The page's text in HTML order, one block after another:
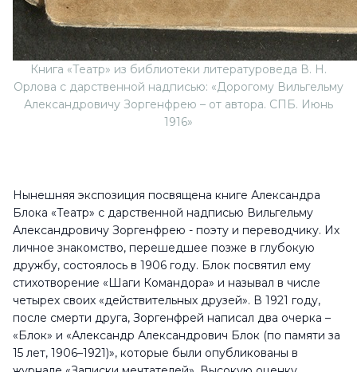
Книга «Театр» из библиотеки литературоведа В. Н.
Орлова с дарственной надписью: «Дорогому Вильгельму
Александровичу Зоргенфрею – от автора. СПБ. Июнь
1916»
Нынешняя экспозиция посвящена книге Александра
Блока «Театр» с дарственной надписью Вильгельму
Александровичу Зоргенфрею - поэту и переводчику. Их
личное знакомство, перешедшее позже в глубокую
дружбу, состоялось в 1906 году. Блок посвятил ему
стихотворение «Шаги Командора» и называл в числе
четырех своих «действительных друзей». В 1921 году,
после смерти друга, Зоргенфрей написал два очерка –
«Блок» и «Александр Александрович Блок (по памяти за
15 лет, 1906–1921)», которые были опубликованы в